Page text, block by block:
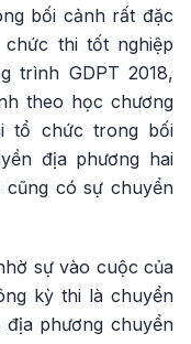
bối cảnh rất đặc
thi tốt nghiệp
trình GDPT 2018,
theo học chương
tổ chức trong bối
địa phương hai
có sự chuyển
sự vào cuộc của
kỳ thi là chuyển
phương chuyển